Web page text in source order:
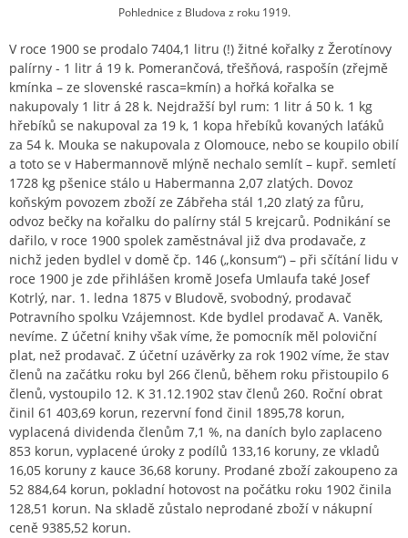
Pohlednice z Bludova z roku 1919.
V roce 1900 se prodalo 7404,1 litru (!) žitné kořalky z Žerotínovy
palírny - 1 litr á 19 k. Pomerančová, třešňová, raspošín (zřejmě
kmínka – ze slovenské rasca=kmín) a hořká kořalka se
nakupovaly 1 litr á 28 k. Nejdražší byl rum: 1 litr á 50 k. 1 kg
hřebíků se nakupoval za 19 k, 1 kopa hřebíků kovaných laťáků
za 54 k. Mouka se nakupovala z Olomouce, nebo se koupilo obilí
a toto se v Habermannově mlýně nechalo semlít – kupř. semletí
1728 kg pšenice stálo u Habermanna 2,07 zlatých. Dovoz
koňským povozem zboží ze Zábřeha stál 1,20 zlatý za fůru,
odvoz bečky na kořalku do palírny stál 5 krejcarů. Podnikání se
dařilo, v roce 1900 spolek zaměstnával již dva prodavače, z
nichž jeden bydlel v domě čp. 146 („konsum“) – při sčítání lidu v
roce 1900 je zde přihlášen kromě Josefa Umlaufa také Josef
Kotrlý, nar. 1. ledna 1875 v Bludově, svobodný, prodavač
Potravního spolku Vzájemnost. Kde bydlel prodavač A. Vaněk,
nevíme. Z účetní knihy však víme, že pomocník měl poloviční
plat, než prodavač. Z účetní uzávěrky za rok 1902 víme, že stav
členů na začátku roku byl 266 členů, během roku přistoupilo 6
členů, vystoupilo 12. K 31.12.1902 stav členů 260. Roční obrat
činil 61 403,69 korun, rezervní fond činil 1895,78 korun,
vyplacená dividenda členům 7,1 %, na daních bylo zaplaceno
853 korun, vyplacené úroky z podílů 133,16 koruny, ze vkladů
16,05 koruny z kauce 36,68 koruny. Prodané zboží zakoupeno za
52 884,64 korun, pokladní hotovost na počátku roku 1902 činila
128,51 korun. Na skladě zůstalo neprodané zboží v nákupní
ceně 9385,52 korun.